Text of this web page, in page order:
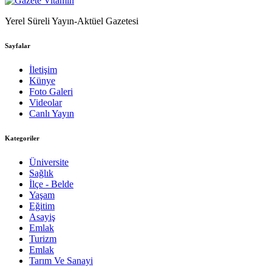
Yerel Süreli Yayın-Aktüel Gazetesi
Sayfalar
İletişim
Künye
Foto Galeri
Videolar
Canlı Yayın
Kategoriler
Üniversite
Sağlık
İlçe - Belde
Yaşam
Eğitim
Asayiş
Emlak
Turizm
Emlak
Tarım Ve Sanayi